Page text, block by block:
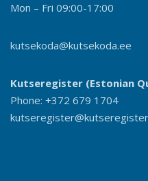
Mon – Fri 09:00-17:00
kutsekoda@kutsekoda.ee
Kutseregister (Estonian
Phone: +372 679 1704